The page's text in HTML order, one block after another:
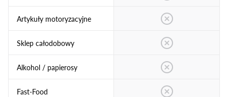
Artykuły motoryzacyjne
Sklep całodobowy
Alkohol / papierosy
Fast-Food